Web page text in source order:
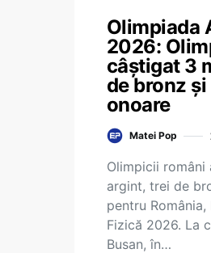
Olimpiada
2026:
câștigat 3
de bronz
onoare
Matei Pop
Olimpicii
argint, trei de
pentru
Fizică 2026. La
Busan, în…